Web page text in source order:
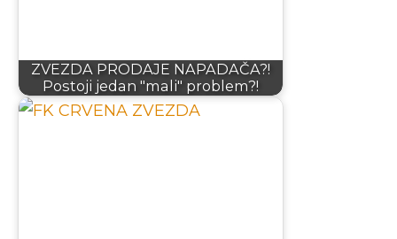
ZVEZDA PRODAJE NAPADAČA?!
Postoji jedan "mali" problem?!